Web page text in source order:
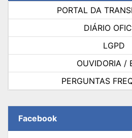
PORTAL DA
DIÁRIO
LGPD
OUVIDORIA /
PERGUNTAS
Facebook